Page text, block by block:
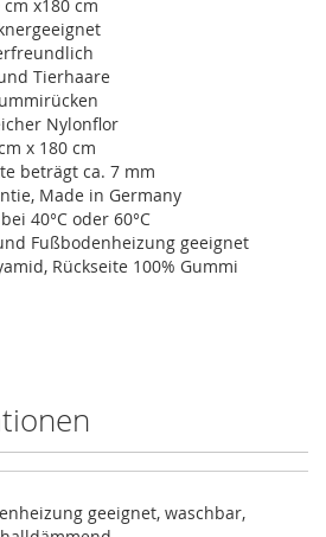
x180 cm
Tierhaare
Nylonflor
x 180 cm
beträgt ca. 7 mm
Made in Germany
40°C oder 60°C
Fußbodenheizung geeignet
Rückseite 100% Gummi
geeignet, waschbar,